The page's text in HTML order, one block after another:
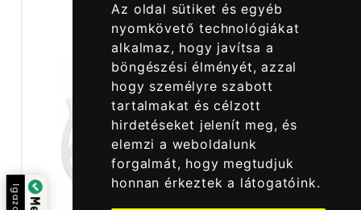
Az oldal sütiket és egyéb
nyomkövető technológiákat
alkalmaz, hogy javítsa a
böngészési élményét, azzal
hogy személyre szabott
tartalmakat és célzott
hirdetéseket jelenít meg, és
elemzi a weboldalunk
forgalmát, hogy megtudjuk
honnan érkeztek a látogatóink.